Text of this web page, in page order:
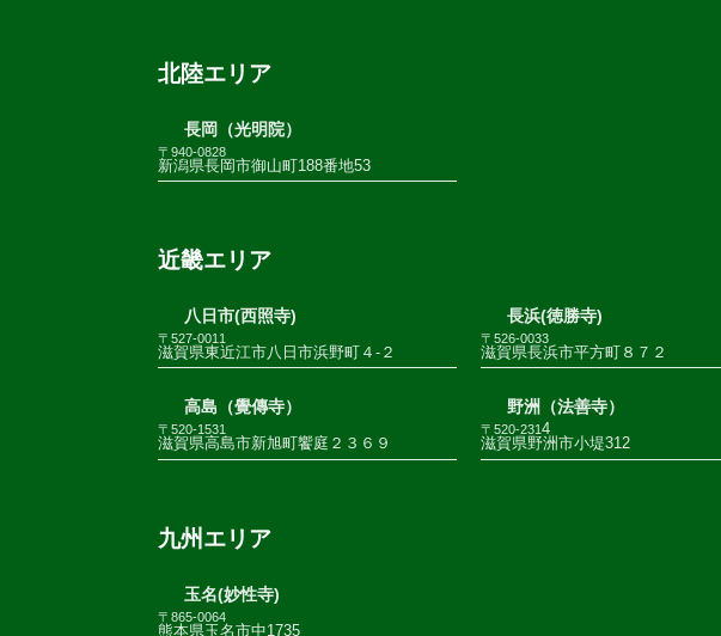
北陸エリア
長岡（光明院）
〒940-0828
新潟県長岡市御山町188番地53
近畿エリア
八日市(西照寺)
〒527-0011
滋賀県東近江市八日市浜野町４-２
長浜(徳勝寺)
〒526-0033
滋賀県長浜市平方町８７２
高島（覺傳寺）
〒520-1531
滋賀県高島市新旭町饗庭２３６９
野洲（法善寺）
〒520-231 4
滋賀県野洲市小堤312
九州エリア
玉名(妙性寺)
〒865-0064
熊本県玉名市中1735